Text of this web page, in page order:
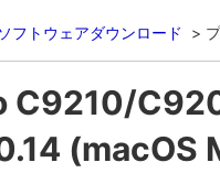
ソフトウェアダウンロード
C9210/
(macOS